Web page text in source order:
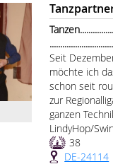
Seit
möchte ich
schon seit
zur
ganzen
LindyHop/
38
DE-24114